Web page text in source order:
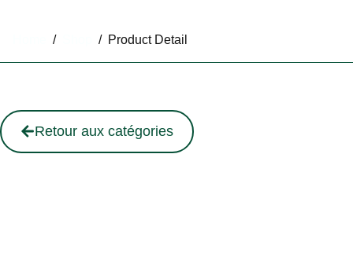
/ / Product Detail
Retour aux catégories